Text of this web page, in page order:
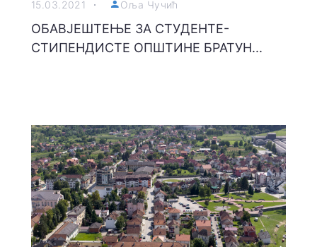
15.03.2021 Оља Чучић
ОБАВЈЕШТЕЊЕ ЗА СТУДЕНТЕ-
СТИПЕНДИСТЕ ОПШТИНЕ БРАТУН...